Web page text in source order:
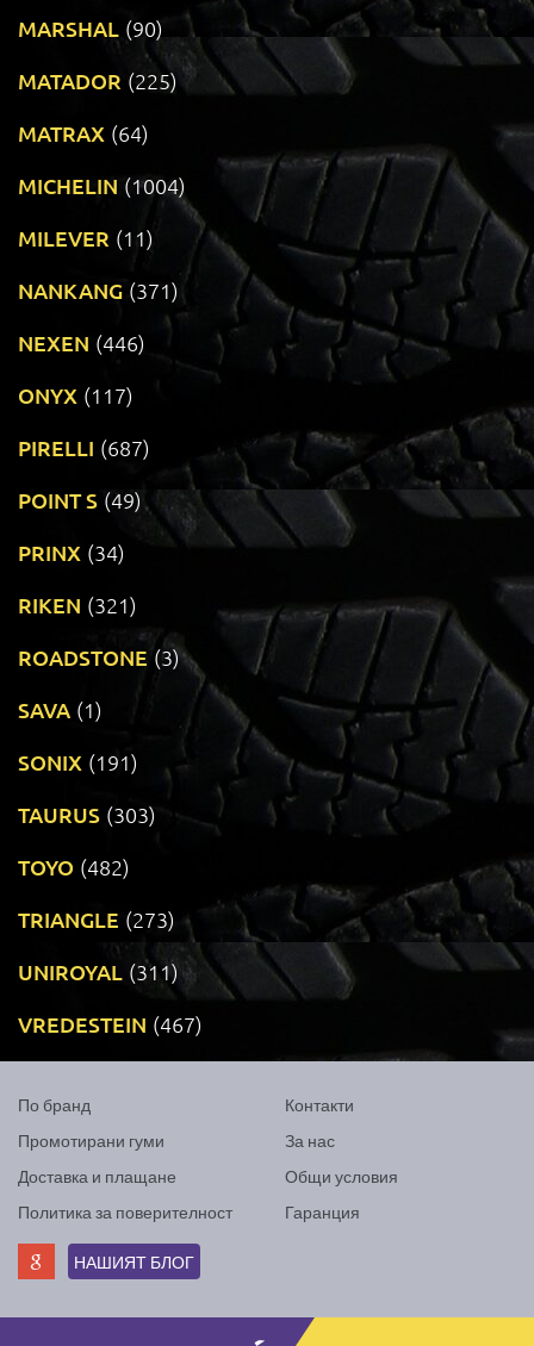
MARSHAL (90)
MATADOR (225)
MATRAX (64)
MICHELIN (1004)
MILEVER (11)
NANKANG (371)
NEXEN (446)
ONYX (117)
PIRELLI (687)
POINT S (49)
PRINX (34)
RIKEN (321)
ROADSTONE (3)
SAVA (1)
SONIX (191)
TAURUS (303)
TOYO (482)
TRIANGLE (273)
UNIROYAL (311)
VREDESTEIN (467)
По бранд
Промотирани гуми
Доставка и плащане
Политика за поверителност
Контакти
За нас
Общи условия
Гаранция
НАШИЯТ БЛОГ